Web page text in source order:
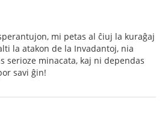
mi petas al ĉiuj la kuraĝaj
la atakon de la Invadantoj, nia
serioze minacata, kaj ni dependas
savi ĝin!